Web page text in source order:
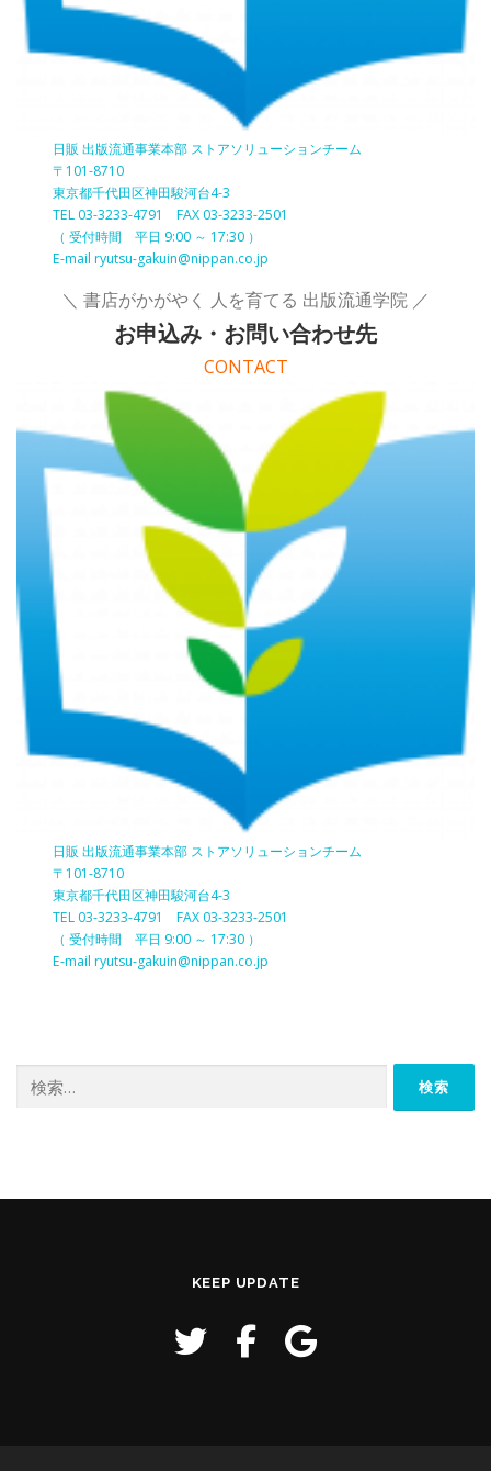
日販 出版流通事業本部 ストアソリューションチーム
〒101-8710
東京都千代田区神田駿河台4-3
TEL 03-3233-4791 FAX 03-3233-2501
（ 受付時間 平日 9:00 ～ 17:30 ）
E-mail ryutsu-gakuin@nippan.co.jp
＼ 書店がかがやく 人を育てる 出版流通学院 ／
お申込み・お問い合わせ先
CONTACT
日販 出版流通事業本部 ストアソリューションチーム
〒101-8710
東京都千代田区神田駿河台4-3
TEL 03-3233-4791 FAX 03-3233-2501
（ 受付時間 平日 9:00 ～ 17:30 ）
E-mail ryutsu-gakuin@nippan.co.jp
索:
KEEP UPDATE